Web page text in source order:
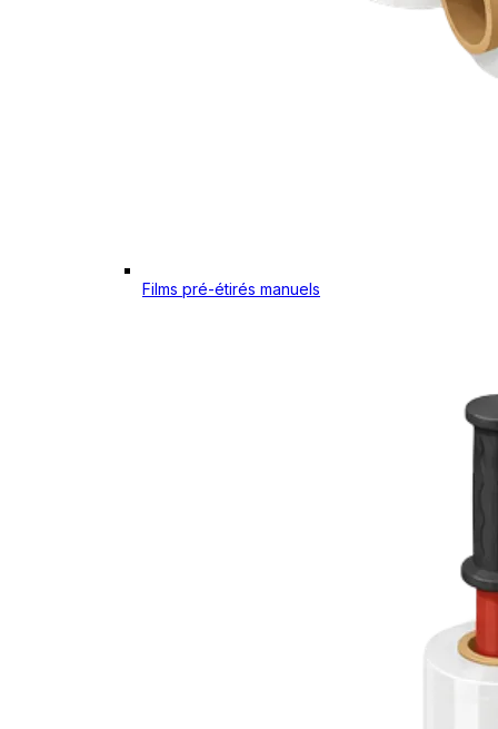
Films pré-étirés manuels